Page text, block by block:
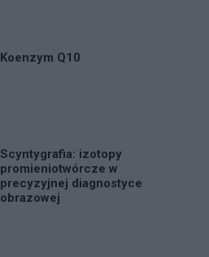
Koenzym Q10
Scyntygrafia: izotopy
promieniotwórcze w
precyzyjnej diagnostyce
obrazowej